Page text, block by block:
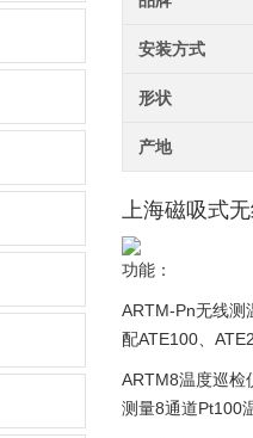
安装方式
形状
产地
上海磁吸式
功能：
ARTM-Pn无线测
配ATE100、
ARTM8温度巡检
测量8通道Pt100